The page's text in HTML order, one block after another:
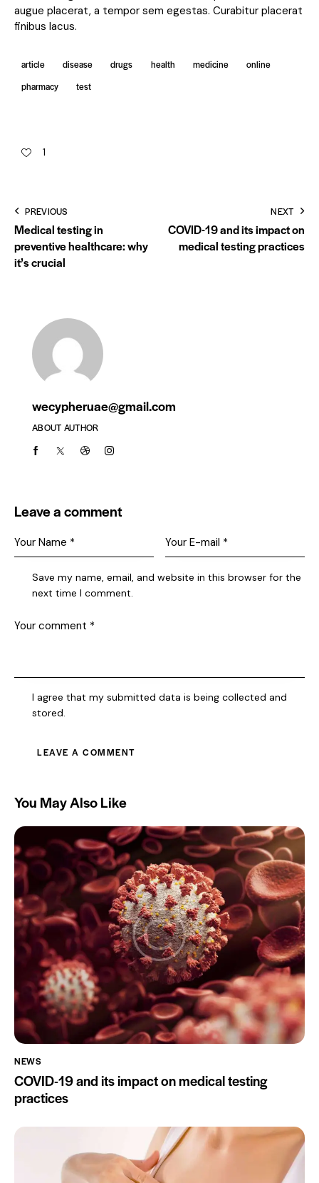
augue placerat, a tempor sem egestas. Curabitur placerat
finibus lacus.
article disease drugs health medicine
online
pharmacy
test
1
PREVIOUS
Medical testing in
preventive healthcare: why
it’s crucial
NEXT
COVID-19 and its impact on
medical testing practices
wecypheruae@gmail.com
ABOUT AUTHOR
Leave a comment
Save my name, email, and website in this browser for the
next time I comment.
I agree that my submitted data is being collected and
stored.
You May Also Like
NEWS
COVID-19 and its impact on medical testing
practices